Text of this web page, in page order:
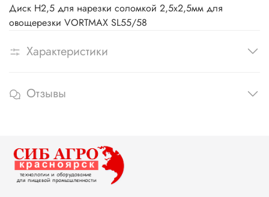
Диск H2,5 для нарезки соломкой 2,5х2,5мм для
овощерезки VORTMAX SL55/58
Характеристики
Отзывы